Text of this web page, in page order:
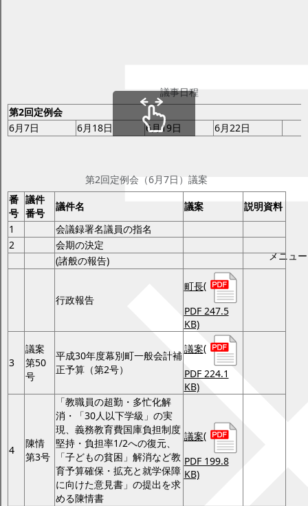
メニュー
議事日程
第2回定例会
6月7日
6月18日 6月19日 6月22日
第2回定例会（6月7日）議案
番
号
議件
番号
議件名 議案
説明資料
1
会議録署名議員の指名
2
会期の決定
(諸般の報告)
行政報告
町長(
PDF 247.5
KB)
3
議案
第50
号
平成30年度幕別町一般会計補
正予算（第2号）
議案(
PDF 224.1
KB)
4
陳情
第3号
「教職員の超勤・多忙化解
消・「30人以下学級」の実
現、義務教育費国庫負担制度
堅持・負担率1/2への復元、
「子どもの貧困」解消など教
育予算確保・拡充と就学保障
に向けた意見書」の提出を求
める陳情書
議案(
PDF 199.8
KB)